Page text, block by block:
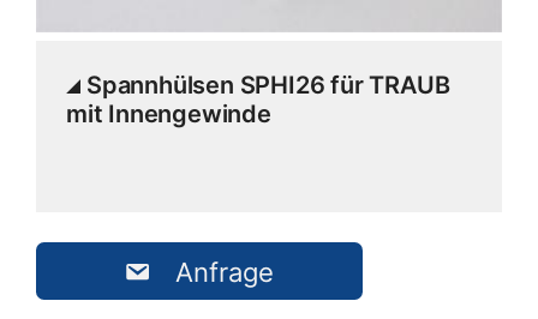
Spannhülsen SPHI26 für TRAUB
mit Innengewinde
Anfrage